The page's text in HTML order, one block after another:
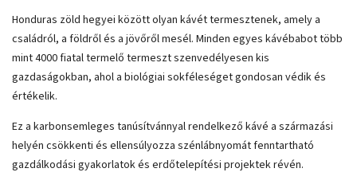
Honduras zöld hegyei között olyan kávét termesztenek, amely a
családról, a földről és a jövőről mesél. Minden egyes kávébabot több
mint 4000 fiatal termelő termeszt szenvedélyesen kis
gazdaságokban, ahol a biológiai sokféleséget gondosan védik és
értékelik.
Ez a karbonsemleges tanúsítvánnyal rendelkező kávé a származási
helyén csökkenti és ellensúlyozza szénlábnyomát fenntartható
gazdálkodási gyakorlatok és erdőtelepítési projektek révén.